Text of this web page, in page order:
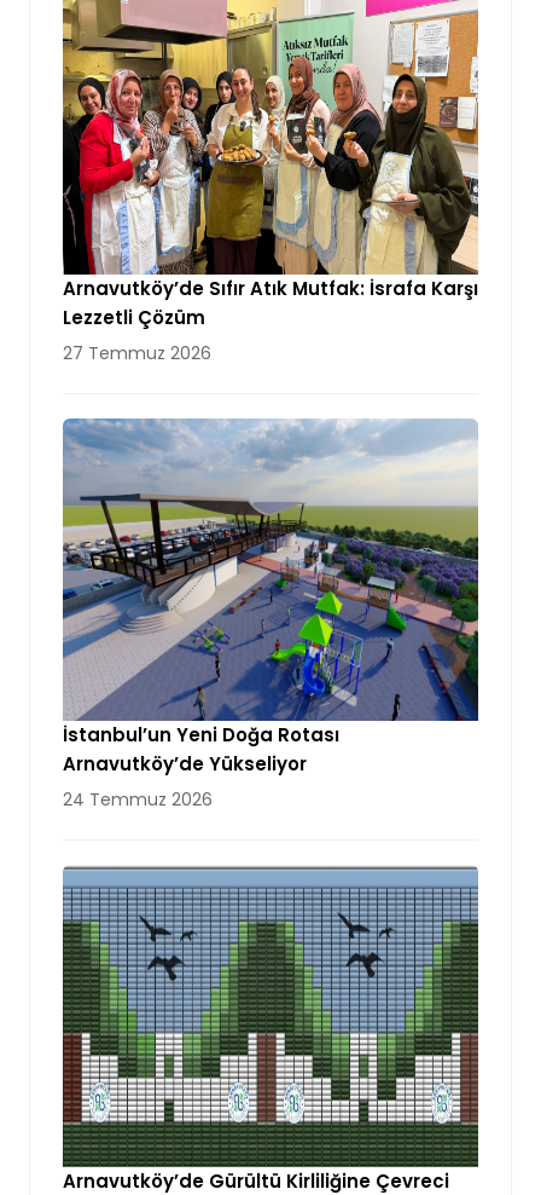
Arnavutköy’de Sıfır Atık Mutfak: İsrafa Karşı
Lezzetli Çözüm
27 Temmuz 2026
İstanbul’un Yeni Doğa Rotası
Arnavutköy’de Yükseliyor
24 Temmuz 2026
Arnavutköy’de Gürültü Kirliliğine Çevreci